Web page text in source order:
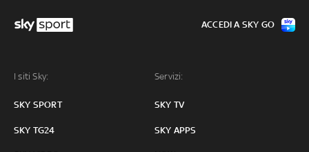
I siti Sky:
SKY SPORT
SKY TG24
Servizi:
SKY TV
SKY APPS
ACCEDI A SKY GO